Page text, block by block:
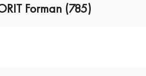
Forman (785)